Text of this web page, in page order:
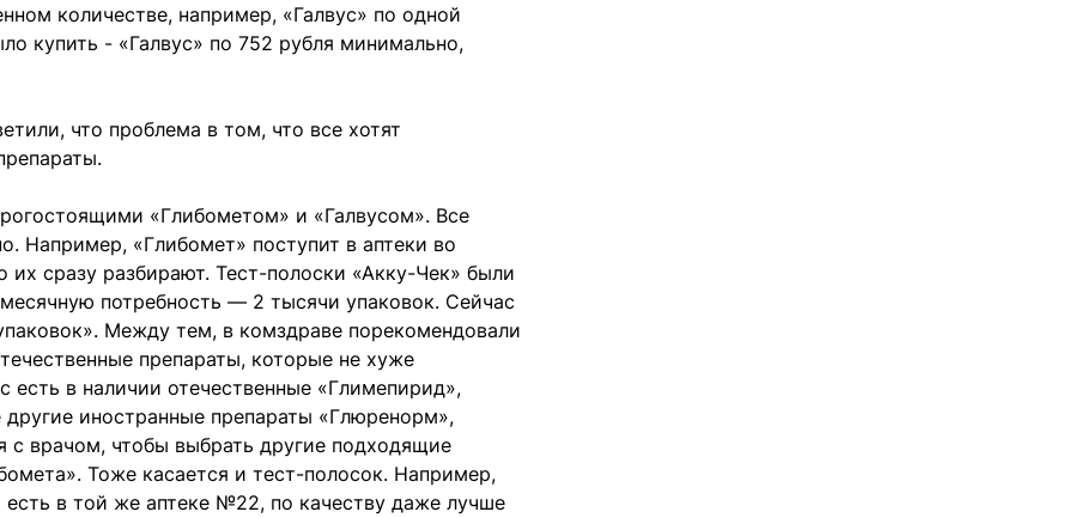
количестве, например, «Галвус» по одной
купить - «Галвус» по 752 рубля минимально,
что проблема в том, что все хотят
«Глибометом» и «Галвусом». Все
Например, «Глибомет» поступит в аптеки во
их сразу разбирают. Тест-полоски «Акку-Чек» были
потребность — 2 тысячи упаковок. Сейчас
Между тем, в комздраве порекомендовали
препараты, которые не хуже
есть в наличии отечественные «Глимепирид»,
иностранные препараты «Глюренорм»,
с врачом, чтобы выбрать другие подходящие
Тоже касается и тест-полосок. Например,
есть в той же аптеке №22, по качеству даже лучше